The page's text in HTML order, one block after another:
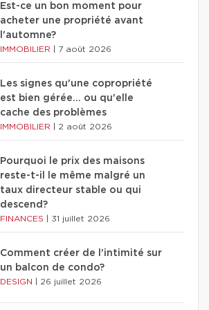
Est-ce un bon moment pour
acheter une propriété avant
l'automne?
IMMOBILIER 7 août 2026
Les signes qu'une copropriété
est bien gérée… ou qu'elle
cache des problèmes
IMMOBILIER 2 août 2026
Pourquoi le prix des maisons
reste-t-il le même malgré un
taux directeur stable ou qui
descend?
FINANCES 31 juillet 2026
Comment créer de l'intimité sur
un balcon de condo?
DESIGN 26 juillet 2026